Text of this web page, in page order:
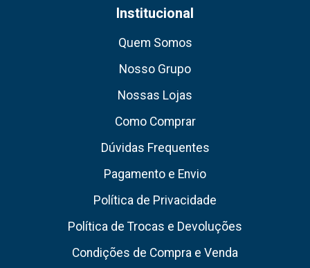
Institucional
Quem Somos
Nosso Grupo
Nossas Lojas
Como Comprar
Dúvidas Frequentes
Pagamento e Envio
Política de Privacidade
Política de Trocas e Devoluções
Condições de Compra e Venda